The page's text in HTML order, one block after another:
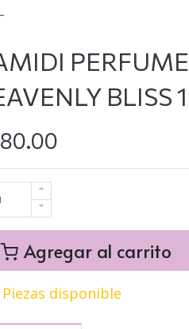
BLISS
Agregar al carrito
disponible